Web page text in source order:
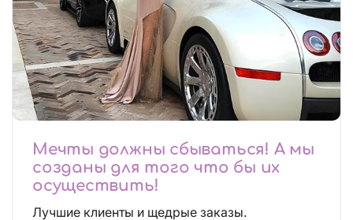
Мечты должны сбываться! А мы
созданы для того что бы их
осуществить!
Лучшие клиенты и щедрые заказы.